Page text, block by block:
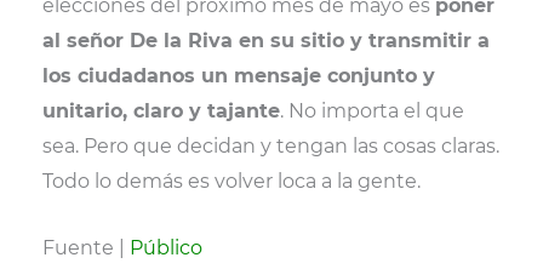
elecciones del próximo mes de mayo es poner
al señor De la Riva en su sitio y transmitir a
los ciudadanos un mensaje conjunto y
unitario, claro y tajante. No importa el que
sea. Pero que decidan y tengan las cosas claras.
Todo lo demás es volver loca a la gente.
Fuente | Público